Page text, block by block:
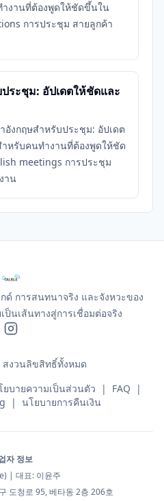
งานที่ต้องพูดให้ชัดขึ้นใน
การประชุม สายลูกค้า
ระชุม: อัปเดตให้ชัดและ
อังกฤษสำหรับประชุม: อัปเดต
หรับคนทำงานที่ต้องพูดให้ชัด
meetings การประชุม
าน
ด์ การสนทนาจริง และจังหวะของ
นเส้นทางสู่การเชื่อมต่อจริง
สงวนลิขสิทธิ์ทั้งหมด
ยบายความเป็นส่วนตัว | FAQ
|
| นโยบายการคืนเงิน
자 정보
| 대표: 이윤주
도청로 95, 베타동 2층 206호